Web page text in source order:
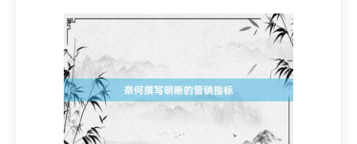
及财务处置历程，是非准确完成账务处理、报
表编制与财务分析责任。同期，我不休学习新
学问，紧跟行业动态，晋升本身专科陶冶，以
适当企业发展的需求。 在责任中，我长久坚合
手严谨的格调，防范细节，确保每一笔数据的
准确性与合规性。财务责任容不得半点粗率，
我长久保合